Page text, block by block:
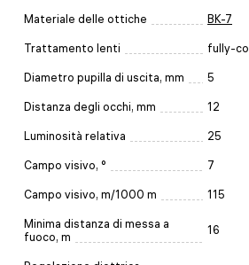
Materiale delle ottiche BK-7
Trattamento lenti fully-
Diametro pupilla di uscita, mm 5
Distanza degli occhi, mm 12
Luminosità relativa 25
Campo visivo, ° 7
Campo visivo, m/1000 m 115
Minima distanza di messa a
fuoco, m
16